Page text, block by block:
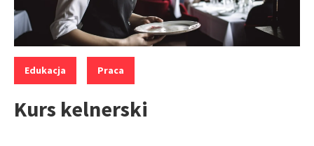
Kategorie:
Edukacja Praca
Kurs kelnerski